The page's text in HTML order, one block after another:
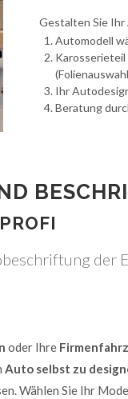
Gestalten Sie
Automodell
Ihr
Beratung
der
oder Ihre
Auto selbst zu
Wählen Sie Ihr